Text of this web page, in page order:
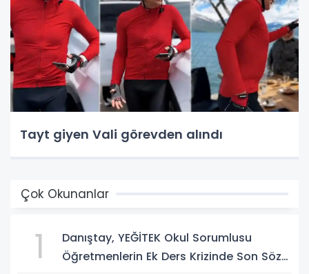
Tayt giyen Vali görevden alındı
Çok Okunanlar
1
Danıştay, YEĞİTEK Okul Sorumlusu
Öğretmenlerin Ek Ders Krizinde Son Sözü